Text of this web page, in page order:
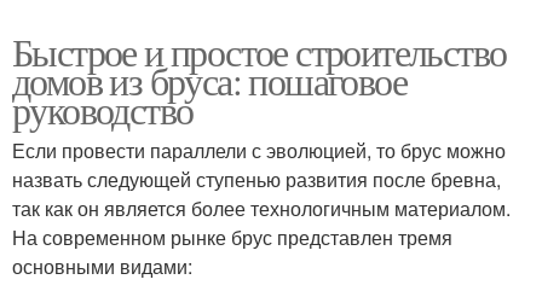
Быстрое и простое строительство
домов из бруса: пошаговое
руководство
Если провести параллели с эволюцией, то брус можно
назвать следующей ступенью развития после бревна,
так как он является более технологичным материалом.
На современном рынке брус представлен тремя
основными видами: